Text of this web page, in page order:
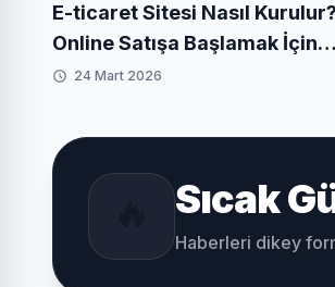
E-ticaret Sitesi Nasıl Kurulur?
Online Satışa Başlamak İçin
Kapsamlı Rehber
24 Mart 2026
Sıcak
Haberleri dikey